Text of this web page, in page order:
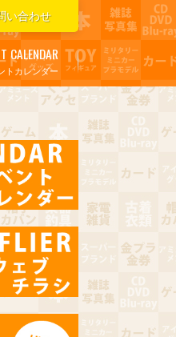
い合わせ
トカレンダー
CALENDAR